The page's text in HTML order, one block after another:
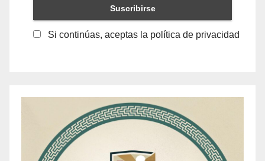
Si continúas, aceptas la política de privacidad